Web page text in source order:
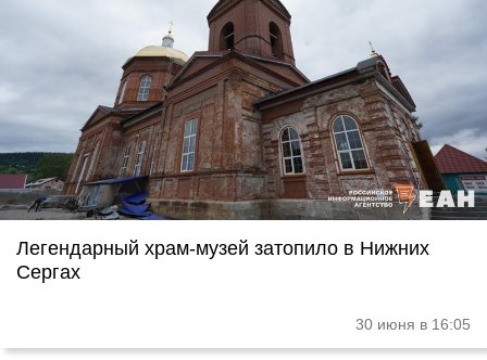
Легендарный храм-музей затопило в Нижних
Сергах
30 июня в 16:05